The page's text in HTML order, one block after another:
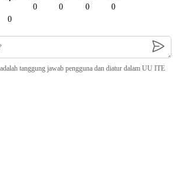
0
0 0 0 0
tanggung jawab pengguna dan diatur dalam UU ITE